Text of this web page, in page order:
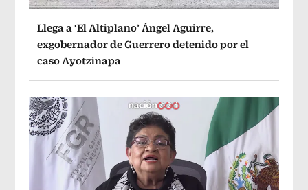
Llega a ‘El Altiplano’ Ángel Aguirre,
exgobernador de Guerrero detenido por el
caso Ayotzinapa